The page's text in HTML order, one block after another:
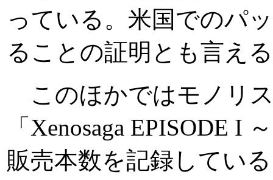
っている。米国でのパ
ることの証明とも言え
このほかではモノリ
「Xenosaga EPISODE I
販売本数を記録してい